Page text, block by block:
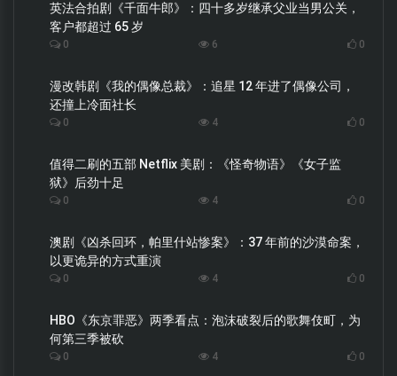
英法合拍剧《千面牛郎》：四十多岁继承父业当男公关，
客户都超过 65 岁
0 6 0
漫改韩剧《我的偶像总裁》：追星 12 年进了偶像公司，
还撞上冷面社长
0 4 0
值得二刷的五部 Netflix 美剧：《怪奇物语》《女子监
狱》后劲十足
0 4 0
澳剧《凶杀回环，帕里什站惨案》：37 年前的沙漠命案，
以更诡异的方式重演
0 4 0
HBO《东京罪恶》两季看点：泡沫破裂后的歌舞伎町，为
何第三季被砍
0 4 0